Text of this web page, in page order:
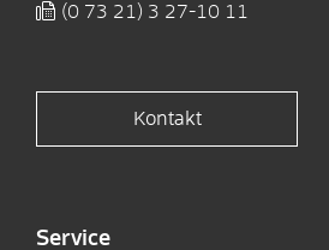
(0 73 21) 3 27-10 11
Kontakt
Service